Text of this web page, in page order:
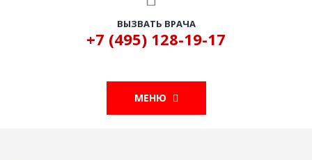
ВЫЗВАТЬ ВРАЧА
+7 (495) 128-19-17
МЕНЮ